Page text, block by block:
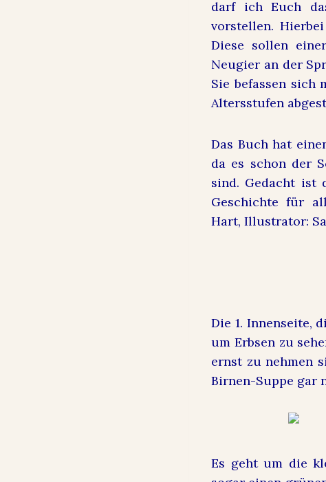
darf ich Euch
vorstellen.
Diese sollen
Neugier an der
Sie befassen
Altersstufen
Das Buch hat
da es schon der
sind. Gedacht ist
Geschichte für
Hart, Illustrator:
Die 1. Innenseite,
um Erbsen zu
ernst zu nehmen
Birnen-Suppe gar
Es geht um die